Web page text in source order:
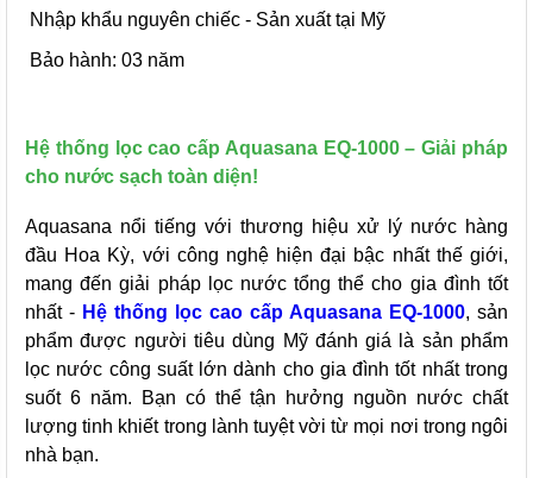
Nhập khẩu nguyên chiếc - Sản xuất tại Mỹ
Bảo hành: 03 năm
Hệ thống lọc cao cấp Aquasana EQ-1000 – Giải pháp
cho nước sạch toàn diện!
Aquasana nổi tiếng với thương hiệu xử lý nước hàng
đầu Hoa Kỳ, với công nghệ hiện đại bậc nhất thế giới,
mang đến giải pháp lọc nước tổng thể cho gia đình tốt
nhất - Hệ thống lọc cao cấp Aquasana EQ-1000, sản
phẩm được người tiêu dùng Mỹ đánh giá là sản phẩm
lọc nước công suất lớn dành cho gia đình tốt nhất trong
suốt 6 năm. Bạn có thể tận hưởng nguồn nước chất
lượng tinh khiết trong lành tuyệt vời từ mọi nơi trong ngôi
nhà bạn.